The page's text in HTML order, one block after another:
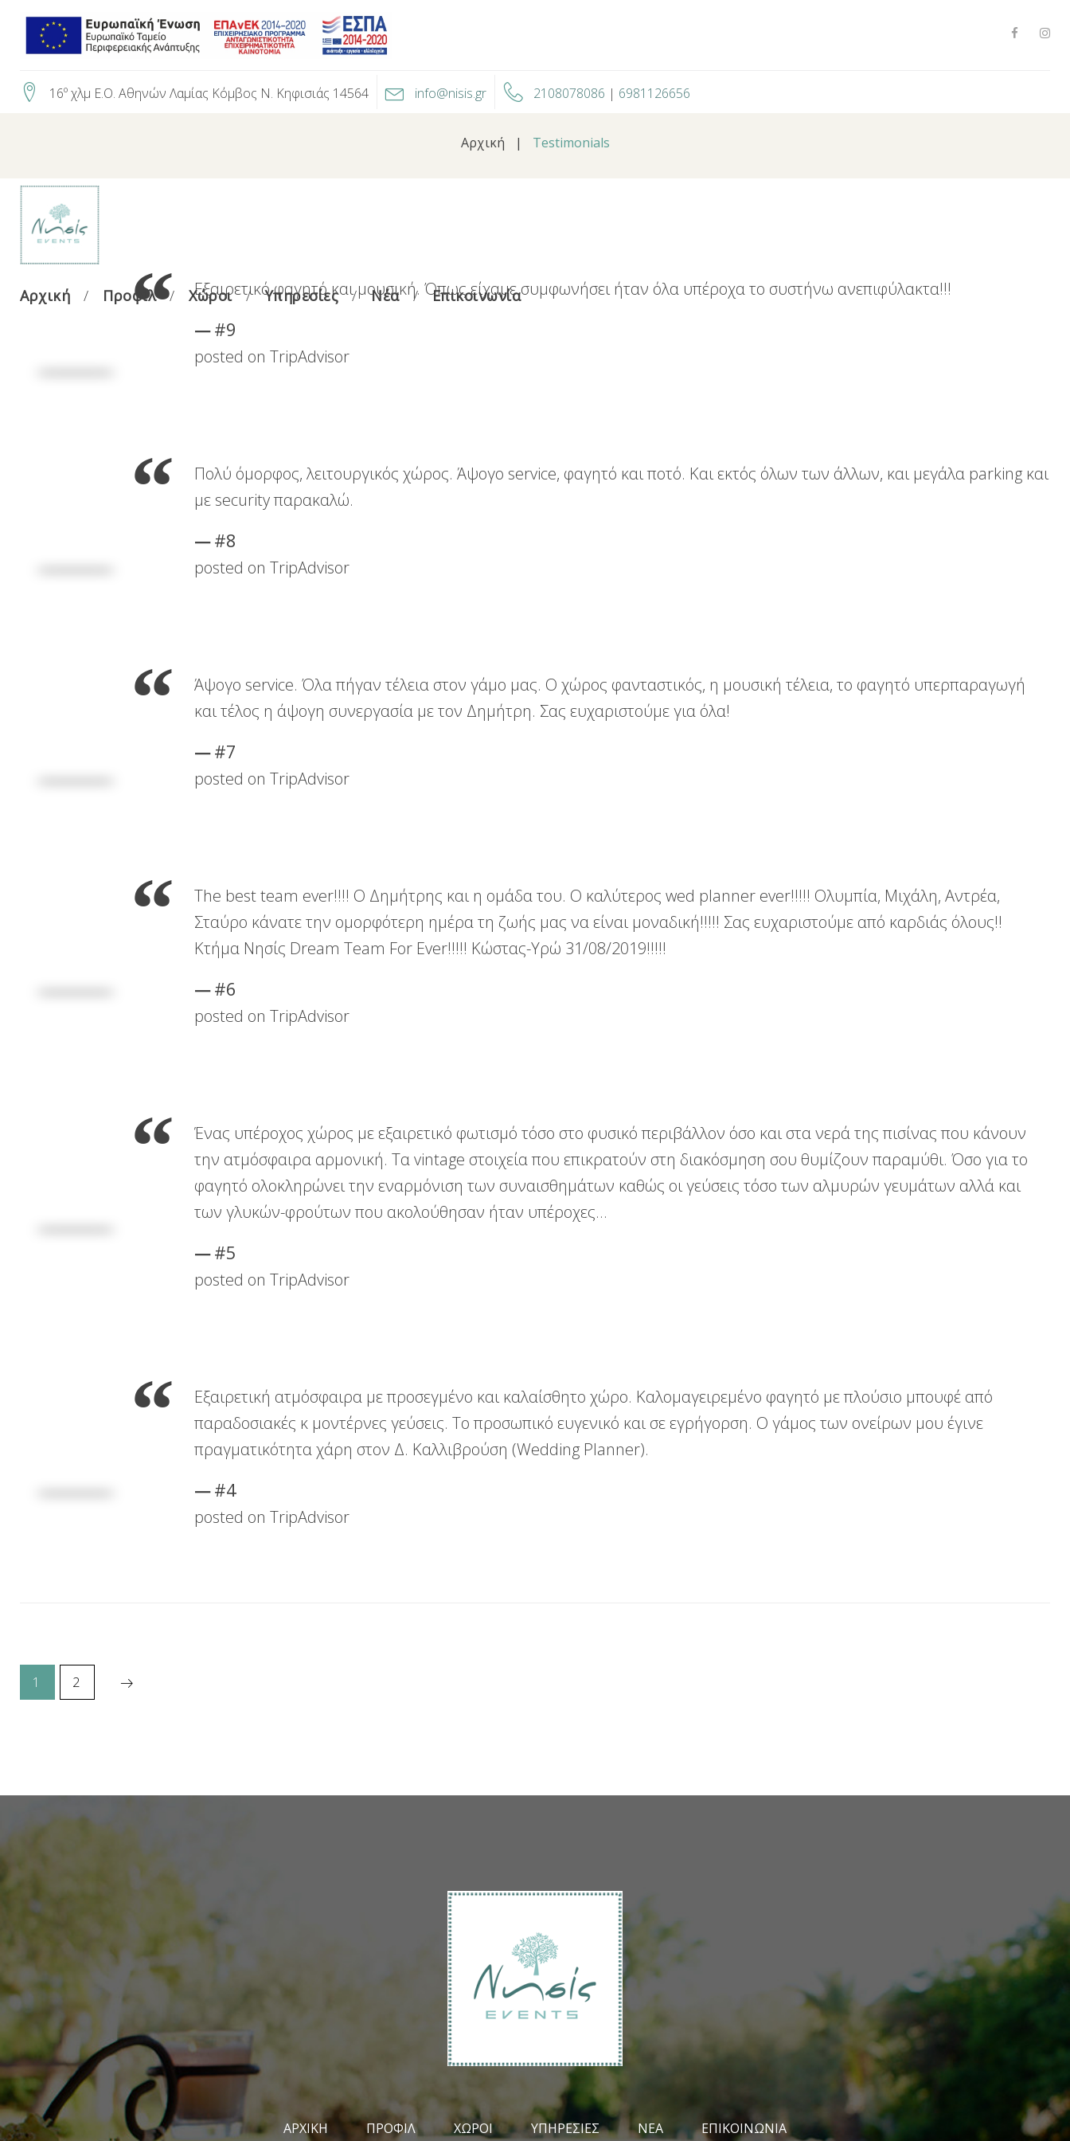
Skip
16º χλμ Ε.Ο. Αθηνών Λαμίας Κόμβος Ν. Κηφισιάς 14564 info@nisis.gr 2108078086 | 6981126656
Αρχική Προφίλ Χώροι Υπηρεσίες Νέα Επικοινωνία
Αρχική | Testimonials
Εξαιρετικό φαγητό και μουσική. Όπως είχαμε συμφωνήσει ήταν όλα υπέροχα το συστήνω ανεπιφύλακτα!!!
#9
posted on TripAdvisor
Πολύ όμορφος, λειτουργικός χώρος. Άψογο service, φαγητό και ποτό. Και εκτός όλων των άλλων, και μεγάλα parking και
με security παρακαλώ.
#8
posted on TripAdvisor
Άψογο service. Όλα πήγαν τέλεια στον γάμο μας. Ο χώρος φανταστικός, η μουσική τέλεια, το φαγητό υπερπαραγωγή
και τέλος η άψογη συνεργασία με τον Δημήτρη. Σας ευχαριστούμε για όλα!
#7
posted on TripAdvisor
The best team ever!!!! Ο Δημήτρης και η ομάδα του. Ο καλύτερος wed planner ever!!!!! Ολυμπία, Μιχάλη, Αντρέα,
Σταύρο κάνατε την ομορφότερη ημέρα τη ζωής μας να είναι μοναδική!!!!! Σας ευχαριστούμε από καρδιάς όλους!!
Κτήμα Νησίς Dream Team For Ever!!!!! Κώστας-Υρώ 31/08/2019!!!!!
#6
posted on TripAdvisor
Ένας υπέροχος χώρος με εξαιρετικό φωτισμό τόσο στο φυσικό περιβάλλον όσο και στα νερά της πισίνας που κάνουν
την ατμόσφαιρα αρμονική. Τα vintage στοιχεία που επικρατούν στη διακόσμηση σου θυμίζουν παραμύθι. Όσο για το
φαγητό ολοκληρώνει την εναρμόνιση των συναισθημάτων καθώς οι γεύσεις τόσο των αλμυρών γευμάτων αλλά και
των γλυκών-φρούτων που ακολούθησαν ήταν υπέροχες…
#5
posted on TripAdvisor
Εξαιρετική ατμόσφαιρα με προσεγμένο και καλαίσθητο χώρο. Καλομαγειρεμένο φαγητό με πλούσιο μπουφέ από
παραδοσιακές κ μοντέρνες γεύσεις. Το προσωπικό ευγενικό και σε εγρήγορση. Ο γάμος των ονείρων μου έγινε
πραγματικότητα χάρη στον Δ. Καλλιβρούση (Wedding Planner).
#4
posted on TripAdvisor
Σελιδοποίηση
1 2
ΑΡΧΙΚΉ ΠΡΟΦΊΛ ΧΏΡΟΙ ΥΠΗΡΕΣΊΕΣ ΝΈΑ ΕΠΙΚΟΙΝΩΝΊΑ